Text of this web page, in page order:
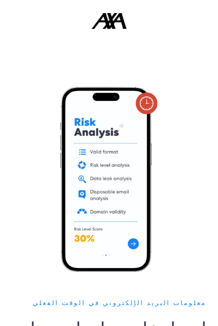
معلومات البريد الإلكتروني في الوقت الفعلي